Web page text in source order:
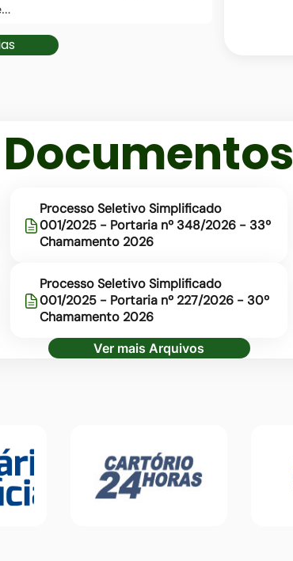
Documentos
Processo Seletivo Simplificado
001/2025 - Portaria nº 348/2026 - 33º
Chamamento 2026
Processo Seletivo Simplificado
001/2025 - Portaria nº 227/2026 - 30º
Chamamento 2026
Ver mais Arquivos